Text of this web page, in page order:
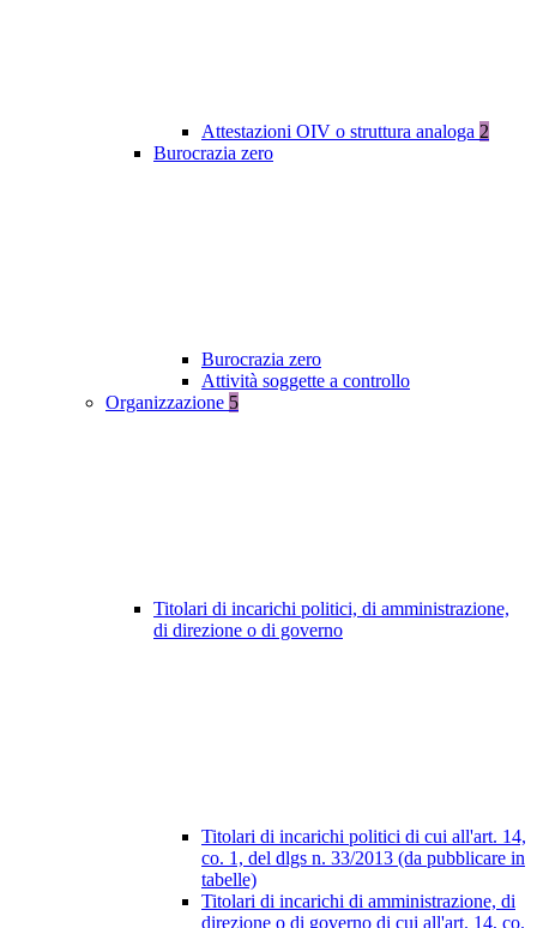
Attestazioni OIV o struttura analoga 2
Burocrazia zero
Burocrazia zero
Attività soggette a controllo
Organizzazione 5
Titolari di incarichi politici, di amministrazione,
di direzione o di governo
Titolari di incarichi politici di cui all'art. 14,
co. 1, del dlgs n. 33/2013 (da pubblicare in
tabelle)
Titolari di incarichi di amministrazione, di
direzione o di governo di cui all'art. 14, co.